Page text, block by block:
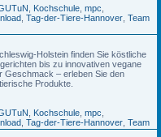
Kochschule mpc
Tag-der-Tiere-Hannover Team
Holstein finden Sie köstliche
bis zu innovativen vegane
Geschmack – erleben Sie den
Produkte.
Kochschule mpc
Tag-der-Tiere-Hannover Team